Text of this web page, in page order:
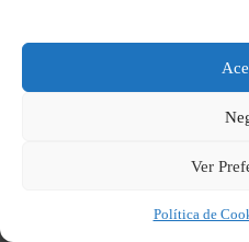
Ver
Política de
Desde a
desenvolvimento
avanços foram
17 ODS